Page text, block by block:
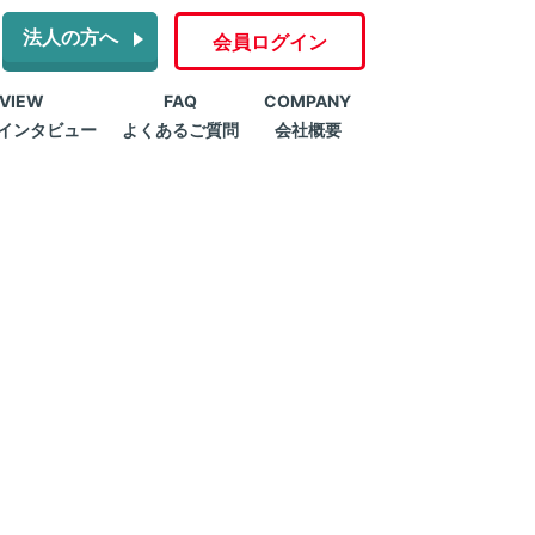
法人の方へ 会員ログイン
ンタビュー
FAQ
よくあるご質問
COMPANY
会社概要